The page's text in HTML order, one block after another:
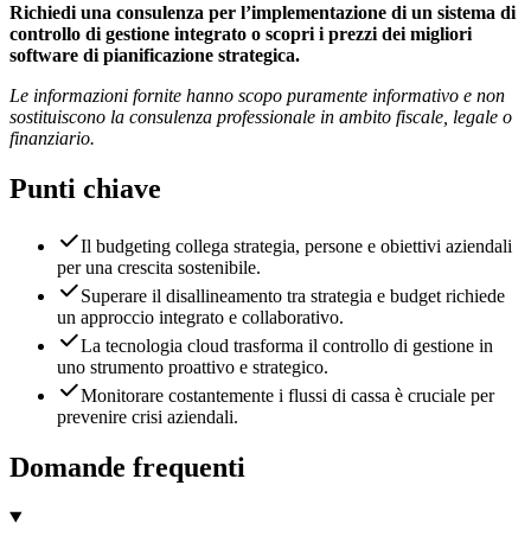
Richiedi una consulenza per l’implementazione di un sistema di
controllo di gestione integrato o scopri i prezzi dei migliori
software di pianificazione strategica.
Le informazioni fornite hanno scopo puramente informativo e non
sostituiscono la consulenza professionale in ambito fiscale, legale o
finanziario.
Punti chiave
Il budgeting collega strategia, persone e obiettivi aziendali
per una crescita sostenibile.
Superare il disallineamento tra strategia e budget richiede
un approccio integrato e collaborativo.
La tecnologia cloud trasforma il controllo di gestione in
uno strumento proattivo e strategico.
Monitorare costantemente i flussi di cassa è cruciale per
prevenire crisi aziendali.
Domande frequenti